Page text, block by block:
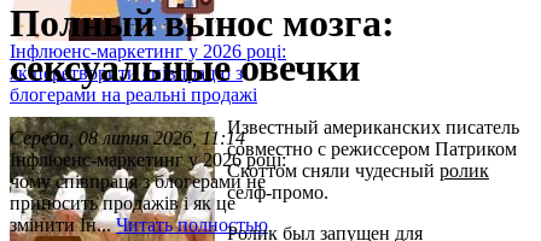
Інфлюенс-маркетинг у 2026 році:
як перетворити співпрацю з
блогерами на реальні продажі
Середа, 08 липня 2026, 11:14
Інфлюенс-маркетинг у 2026 році:
чому співпраця з блогерами не
приносить продажів і як це
змінити Ін...Читать полностью
Полный вынос мозга:
сексуальные овечки
Известный американских писатель
совместно с режиссером Патриком
Скоттом сняли чудесный ролик
селф-промо.
Ролик был запущен для